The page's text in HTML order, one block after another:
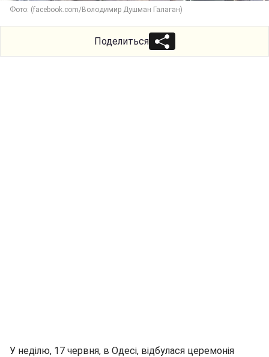
Фото: (facebook.com/Володимир Душман Галаган)
Поделиться
У неділю, 17 червня, в Одесі, відбулася церемонія